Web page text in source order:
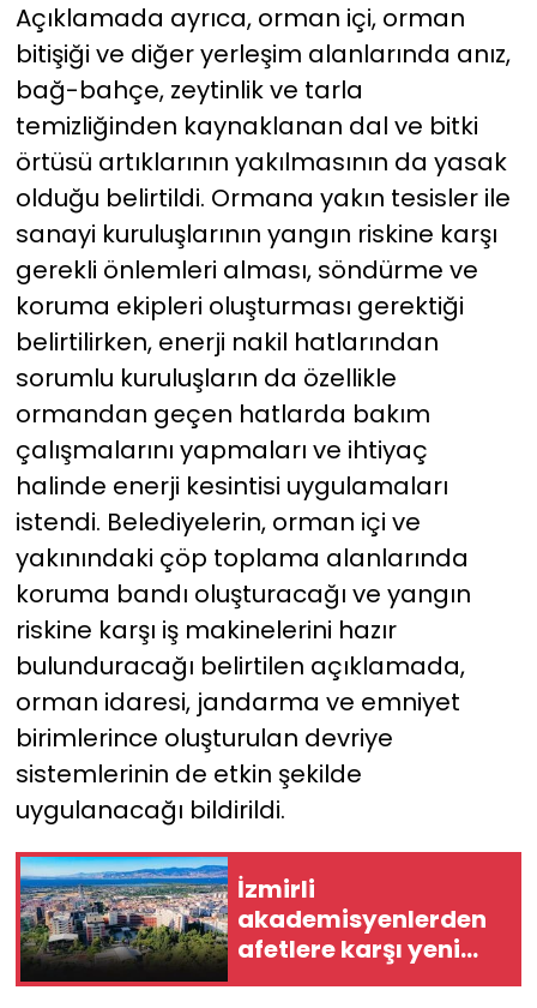
Açıklamada ayrıca, orman içi, orman
bitişiği ve diğer yerleşim alanlarında anız,
bağ-bahçe, zeytinlik ve tarla
temizliğinden kaynaklanan dal ve bitki
örtüsü artıklarının yakılmasının da yasak
olduğu belirtildi. Ormana yakın tesisler ile
sanayi kuruluşlarının yangın riskine karşı
gerekli önlemleri alması, söndürme ve
koruma ekipleri oluşturması gerektiği
belirtilirken, enerji nakil hatlarından
sorumlu kuruluşların da özellikle
ormandan geçen hatlarda bakım
çalışmalarını yapmaları ve ihtiyaç
halinde enerji kesintisi uygulamaları
istendi. Belediyelerin, orman içi ve
yakınındaki çöp toplama alanlarında
koruma bandı oluşturacağı ve yangın
riskine karşı iş makinelerini hazır
bulunduracağı belirtilen açıklamada,
orman idaresi, jandarma ve emniyet
birimlerince oluşturulan devriye
sistemlerinin de etkin şekilde
uygulanacağı bildirildi.
İzmirli
akademisyenlerden
afetlere karşı yeni
iletişim modeli